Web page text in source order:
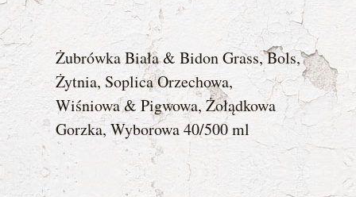
Żubrówka Biała & Bidon Grass, Bols,
Żytnia, Soplica Orzechowa,
Wiśniowa & Pigwowa, Żołądkowa
Gorzka, Wyborowa 40/500 ml